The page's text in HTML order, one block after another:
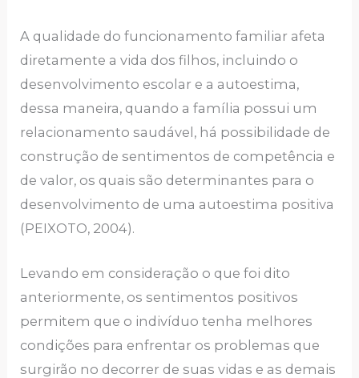
A qualidade do funcionamento familiar afeta
diretamente a vida dos filhos, incluindo o
desenvolvimento escolar e a autoestima,
dessa maneira, quando a família possui um
relacionamento saudável, há possibilidade de
construção de sentimentos de competência e
de valor, os quais são determinantes para o
desenvolvimento de uma autoestima positiva
(PEIXOTO, 2004).
Levando em consideração o que foi dito
anteriormente, os sentimentos positivos
permitem que o indivíduo tenha melhores
condições para enfrentar os problemas que
surgirão no decorrer de suas vidas e as demais